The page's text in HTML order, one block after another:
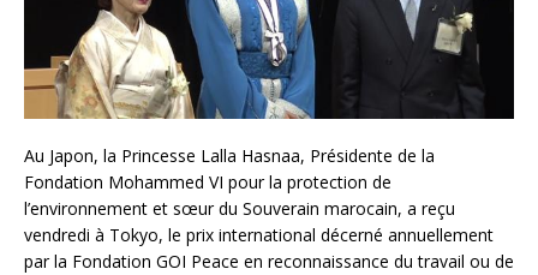
Au Japon, la Princesse Lalla Hasnaa, Présidente de la
Fondation Mohammed VI pour la protection de
l’environnement et sœur du Souverain marocain, a reçu
vendredi à Tokyo, le prix international décerné annuellement
par la Fondation GOI Peace en reconnaissance du travail ou de